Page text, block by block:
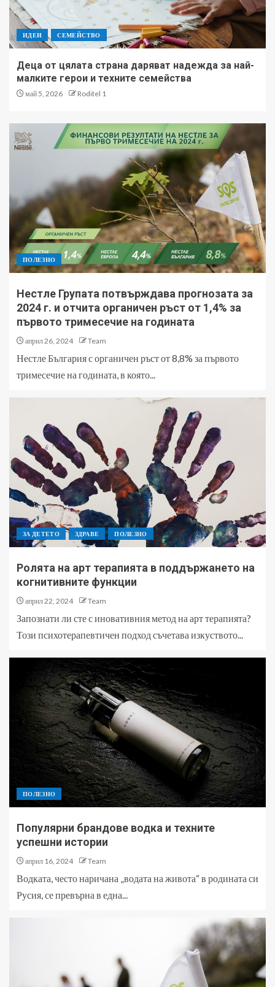
ИДЕИ СЕМЕЙСТВО
Деца от цялата страна даряват надежда за най-
малките герои и техните семейства
май 5, 2026 Roditel 1
ПОЛЕЗНО
Нестле Групата потвърждава прогнозата за
2024 г. и отчита органичен ръст от 1,4% за
първото тримесечие на годината
април 26, 2024 Team
Нестле България с органичен ръст от 8,8% за първото
тримесечие на годината, в която...
ЗА ДЕТЕТО ЗДРАВЕ ПОЛЕЗНО
Ролята на арт терапията в поддържането на
когнитивните функции
април 22, 2024 Team
Запознати ли сте с иновативния метод на арт терапията?
Този психотерапевтичен подход съчетава изкуството...
ПОЛЕЗНО
Популярни брандове водка и техните
успешни истории
април 16, 2024 Team
Водката, често наричана „водата на живота“ в родината си
Русия, се превърна в една...